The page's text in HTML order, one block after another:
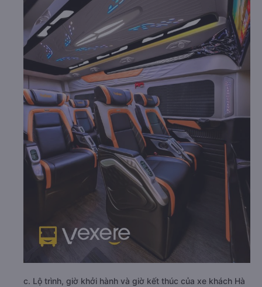
c. Lộ trình, giờ khởi hành và giờ kết thúc của xe khách Hà